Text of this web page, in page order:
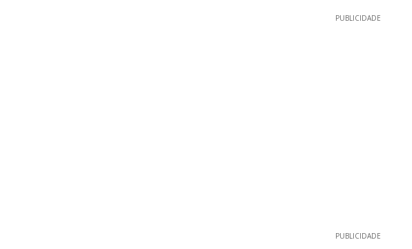
PUBLICIDADE
PUBLICIDADE